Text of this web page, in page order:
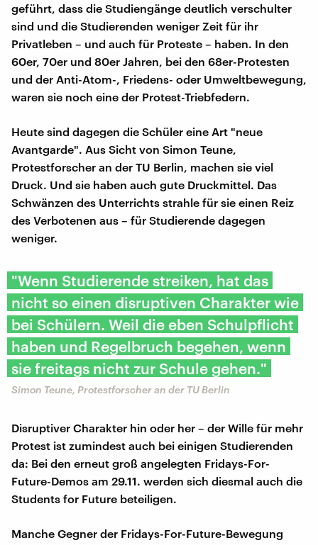
geführt, dass die Studiengänge deutlich verschulter
sind und die Studierenden weniger Zeit für ihr
Privatleben – und auch für Proteste – haben. In den
60er, 70er und 80er Jahren, bei den 68er-Protesten
und der Anti-Atom-, Friedens- oder Umweltbewegung,
waren sie noch eine der Protest-Triebfedern.
Heute sind dagegen die Schüler eine Art "neue
Avantgarde". Aus Sicht von Simon Teune,
Protestforscher an der TU Berlin, machen sie viel
Druck. Und sie haben auch gute Druckmittel. Das
Schwänzen des Unterrichts strahle für sie einen Reiz
des Verbotenen aus – für Studierende dagegen
weniger.
"Wenn Studierende streiken, hat das
nicht so einen disruptiven Charakter wie
bei Schülern. Weil die eben Schulpflicht
haben und Regelbruch begehen, wenn
sie freitags nicht zur Schule gehen."
Simon Teune, Protestforscher an der TU Berlin
Disruptiver Charakter hin oder her – der Wille für mehr
Protest ist zumindest auch bei einigen Studierenden
da: Bei den erneut groß angelegten Fridays-For-
Future-Demos am 29.11. werden sich diesmal auch die
Students for Future beteiligen.
Manche Gegner der Fridays-For-Future-Bewegung